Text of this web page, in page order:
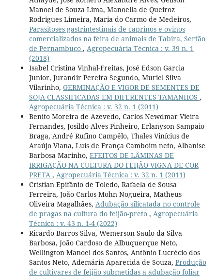
Manoel de Souza Lima, Manoella de Queiroz
Rodrigues Limeira, Maria do Carmo de Medeiros,
Parasitoses gastrintestinais de caprinos e ovinos
comercializados na feira de animais de Tabira, Sertão
de Pernambuco , Agropecuária Técnica : v. 39 n. 1
(2018)
Isabel Cristina Vinhal-Freitas, José Edson Garcia
Junior, Jurandir Pereira Segundo, Muriel Silva
Vilarinho, GERMINAÇÃO E VIGOR DE SEMENTES DE
SOJA CLASSIFICADAS EM DIFERENTES TAMANHOS ,
Agropecuária Técnica : v. 32 n. 1 (2011)
Benito Moreira de Azevedo, Carlos Newdmar Vieira
Fernandes, Josildo Alves Pinheiro, Erlanyson Sampaio
Braga, André Rufino Campêlo, Thales Vinícius de
Araújo Viana, Luís de França Camboim neto, Albanise
Barbosa Marinho, EFEITOS DE LÂMINAS DE
IRRIGAÇÃO NA CULTURA DO FEIJÃO VIGNA DE COR
PRETA , Agropecuária Técnica : v. 32 n. 1 (2011)
Cristian Epifânio de Toledo, Rafaela de Sousa
Ferreira, João Carlos Mohn Nogueira, Matheus
Oliveira Magalhães, Adubação silicatada no controle
de pragas na cultura do feijão-preto , Agropecuária
Técnica : v. 43 n. 1-4 (2022)
Ricardo Barros Silva, Wemerson Saulo da Silva
Barbosa, João Cardoso de Albuquerque Neto,
Wellington Manoel dos Santos, Antônio Lucrécio dos
Santos Neto, Ademária Aparecida de Souza, Produção
de cultivares de feijão submetidas a adubação foliar